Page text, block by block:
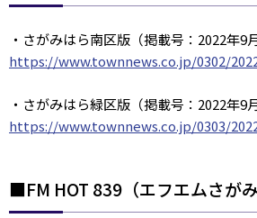
・さがみはら南区版（掲載号：2022年9
https://www.townnews.co.jp/0302/
・さがみはら緑区版（掲載号：2022年9
https://www.townnews.co.jp/0303/
■FM HOT 839（エフエムさが